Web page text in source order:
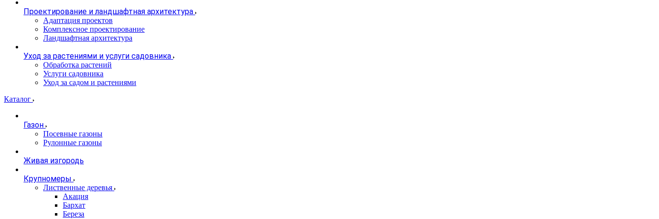
Проектирование и ландшафтная архитектура
Адаптация проектов
Комплексное проектирование
Ландшафтная архитектура
Уход за растениями и услуги садовника
Обработка растений
Услуги садовника
Уход за садом и растениями
Каталог
Газон
Посевные газоны
Рулонные газоны
Живая изгородь
Крупномеры
Лиственные деревья
Акация
Бархат
Береза